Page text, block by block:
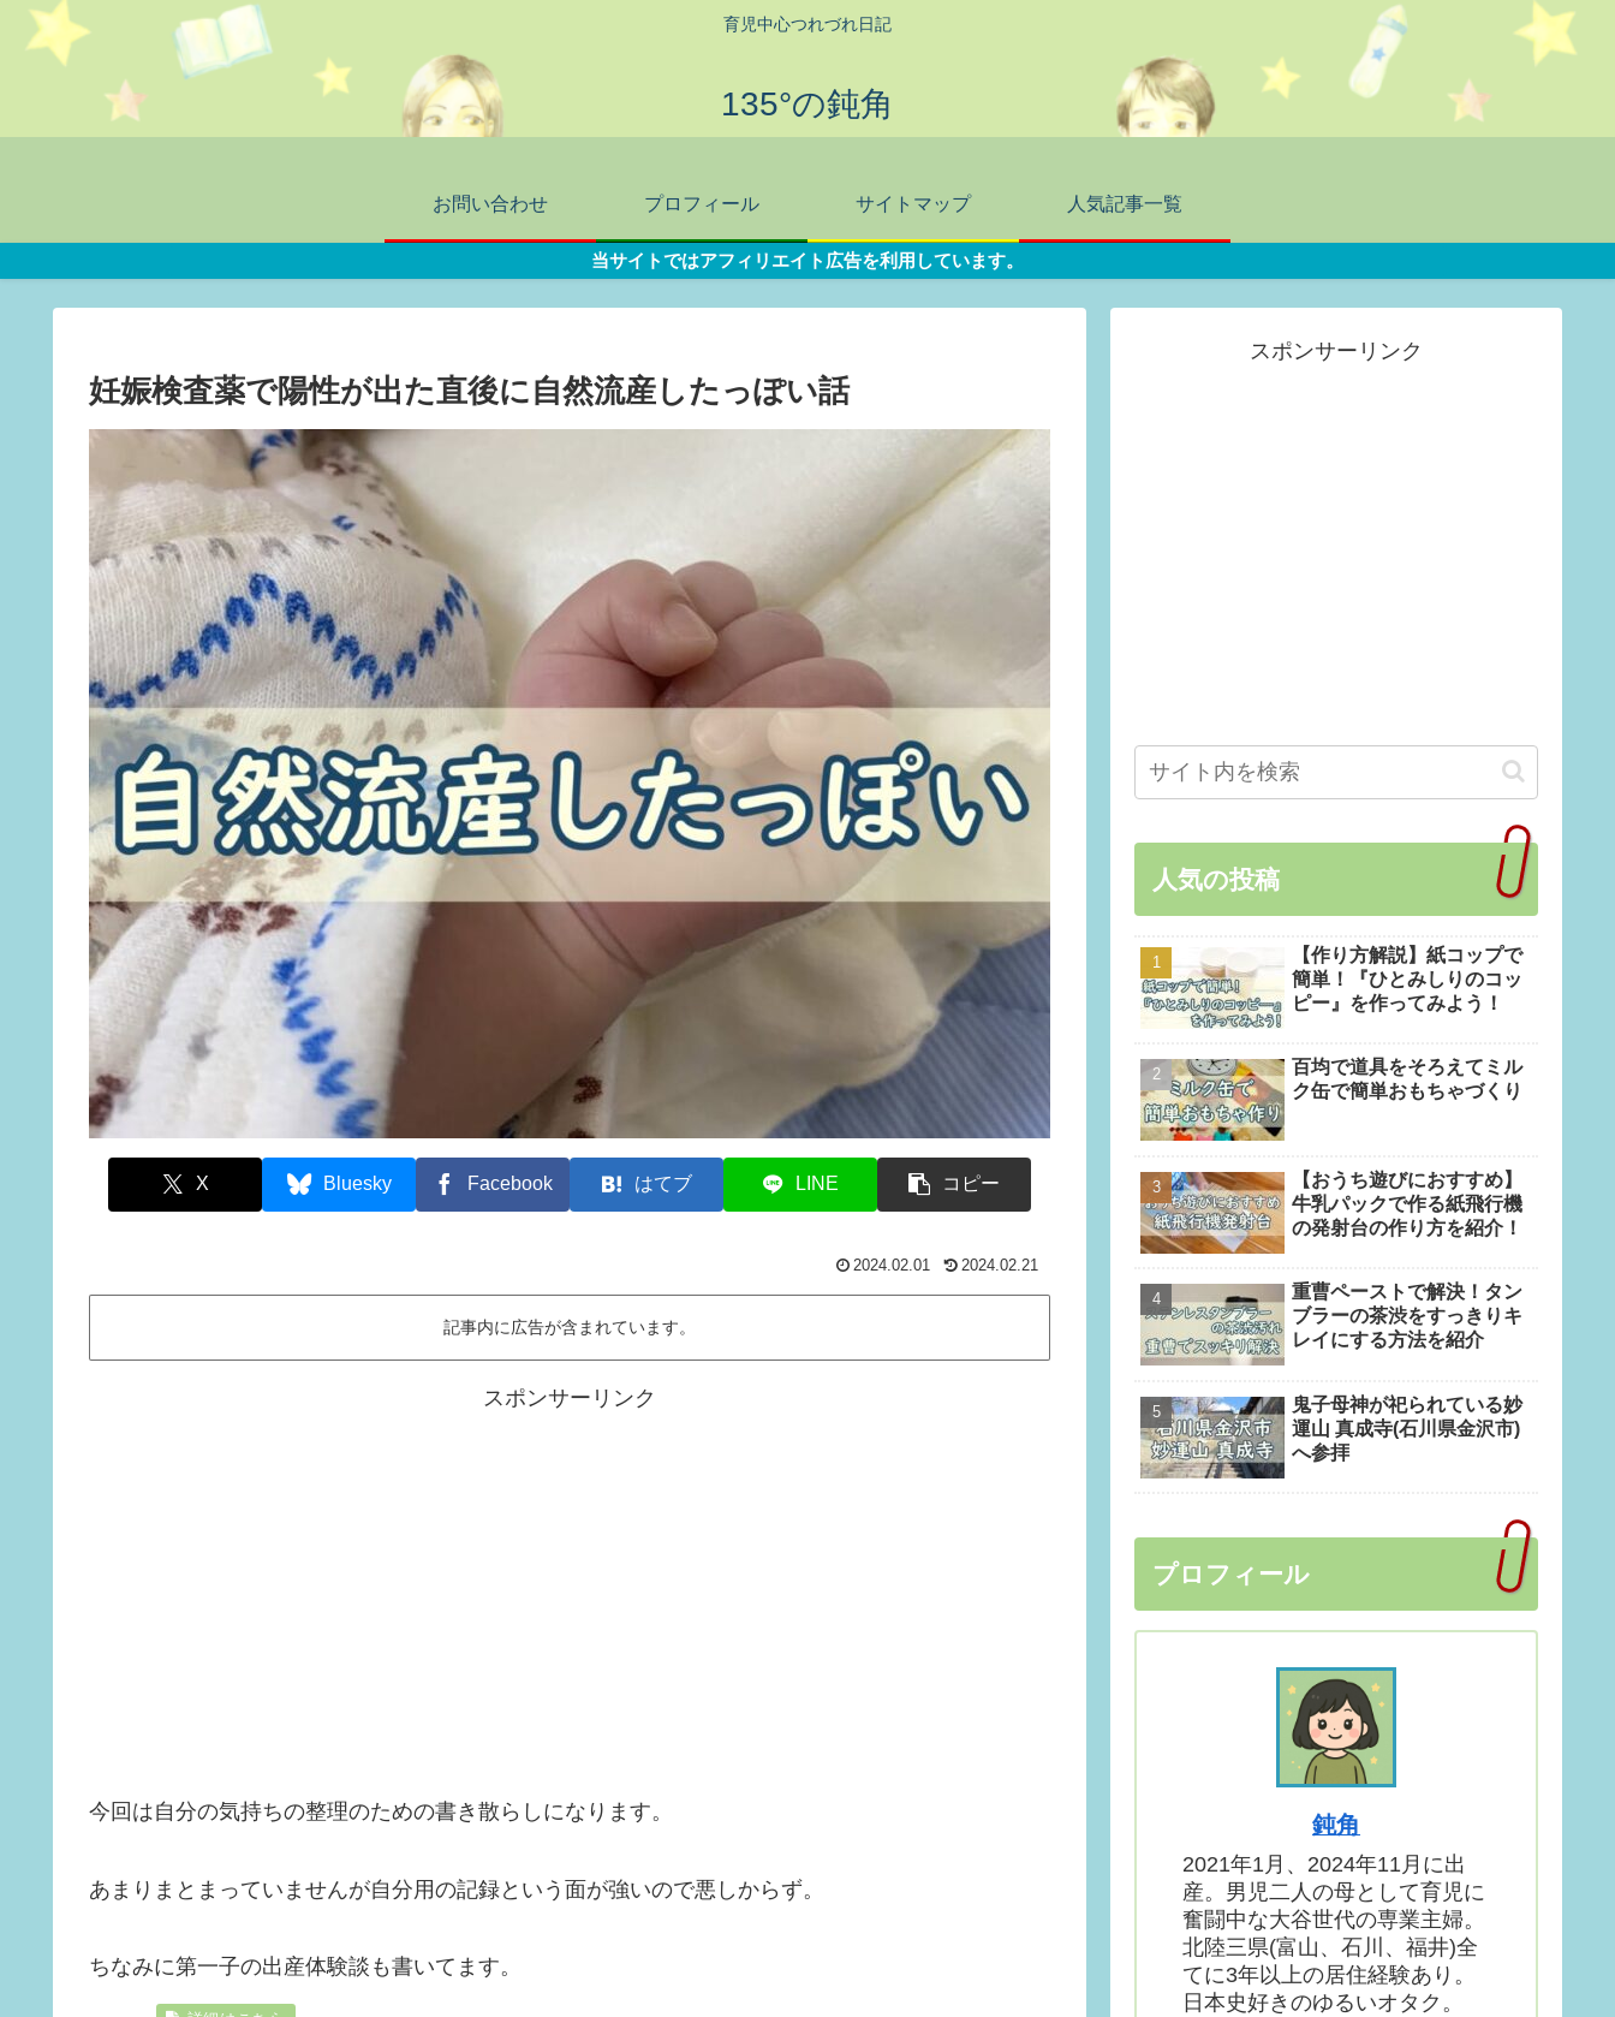
育児中心つれづれ日記
135°の鈍角
お問い合わせ プロフィール サイトマップ 人気記事一覧
当サイトではアフィリエイト広告を利用しています。
妊娠検査薬で陽性が出た直後に自然流産したっぽい話
X Bluesky Facebook はてブ LINE コピー
2024.02.01 2024.02.21
記事内に広告が含まれています。
スポンサーリンク
今回は自分の気持ちの整理のための書き散らしになります。
あまりまとまっていませんが自分用の記録という面が強いので悪しからず。
ちなみに第一子の出産体験談も書いてます。
スポンサーリンク
人気の投稿
【作り方解説】紙コップで
簡単！『ひとみしりのコッ
ピー』を作ってみよう！
百均で道具をそろえてミル
ク缶で簡単おもちゃづくり
【おうち遊びにおすすめ】
牛乳パックで作る紙飛行機
の発射台の作り方を紹介！
重曹ペーストで解決！タン
ブラーの茶渋をすっきりキ
レイにする方法を紹介
鬼子母神が祀られている妙
運山 真成寺(石川県金沢市)
へ参拝
プロフィール
鈍角
2021年1月、2024年11月に出
産。男児二人の母として育児に
奮闘中な大谷世代の専業主婦。
北陸三県(富山、石川、福井)全
てに3年以上の居住経験あり。
日本史好きのゆるいオタク。